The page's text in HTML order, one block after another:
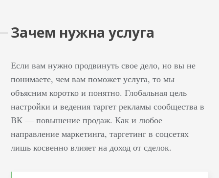
Зачем нужна услуга
Если вам нужно продвинуть свое дело, но вы не
понимаете, чем вам поможет услуга, то мы
объясним коротко и понятно. Глобальная цель
настройки и ведения таргет рекламы сообщества в
ВК — повышение продаж. Как и любое
направление маркетинга, таргетинг в соцсетях
лишь косвенно влияет на доход от сделок.